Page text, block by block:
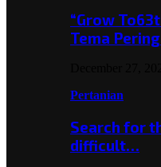
“Grow
Tema
Pertanian
Search for
difficult…